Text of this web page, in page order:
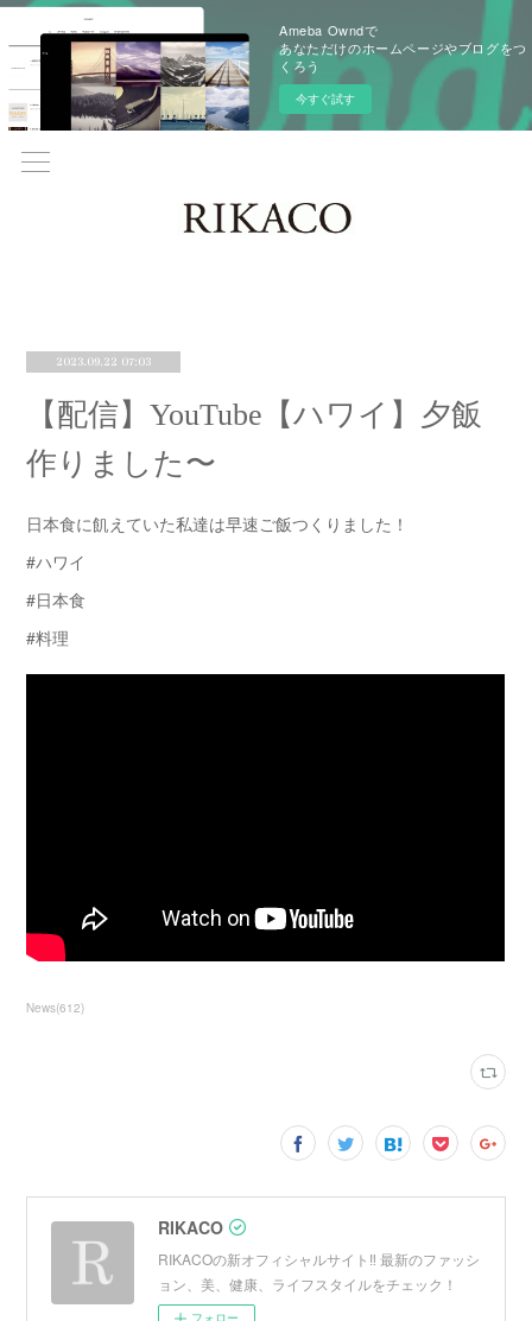
Ameba Owndで
あなただけのホームページやブログをつ
くろう
今すぐ試す
2023.09.22 07:03
【配信】YouTube【ハワイ】夕飯
作りました〜
日本食に飢えていた私達は早速ご飯つくりました！
#ハワイ
#日本食
#料理
News(612)
RIKACO
RIKACOの新オフィシャルサイト‼︎ 最新のファッシ
ョン、美、健康、ライフスタイルをチェック！
フォロー